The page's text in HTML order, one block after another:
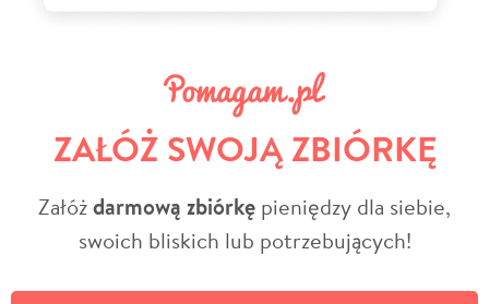
ZAŁÓŻ SWOJĄ ZBIÓRKĘ
Załóżdarmową zbiórkę pieniędzy dla siebie,
swoich bliskich lub potrzebujących!